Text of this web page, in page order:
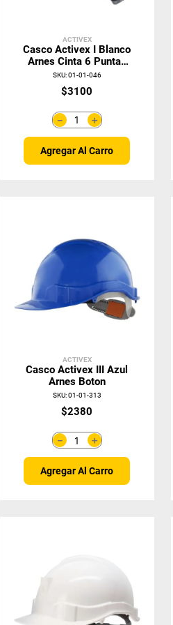
ACTIVEX
Casco Activex I Blanco
Arnes Cinta 6 Puntas
Ratchet
SKU:01-01-046
$3100
＋
－
Agregar Al Carro
ACTIVEX
Casco Activex III Azul
Arnes Boton
SKU:01-01-313
$2380
＋
－
Agregar Al Carro